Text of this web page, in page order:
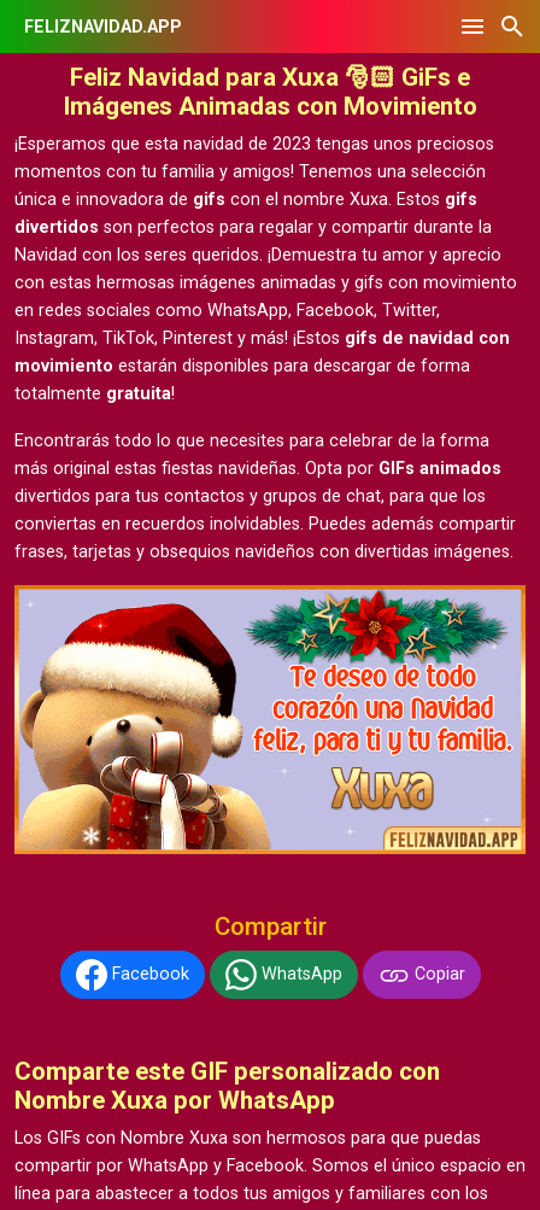
FELIZNAVIDAD.APP
Feliz Navidad para Xuxa 🎅🏻 GiFs e
Imágenes Animadas con Movimiento
¡Esperamos que esta navidad de 2023 tengas unos preciosos
momentos con tu familia y amigos! Tenemos una selección
única e innovadora de gifs con el nombre Xuxa. Estos gifs
divertidos son perfectos para regalar y compartir durante la
Navidad con los seres queridos. ¡Demuestra tu amor y aprecio
con estas hermosas imágenes animadas y gifs con movimiento
en redes sociales como WhatsApp, Facebook, Twitter,
Instagram, TikTok, Pinterest y más! ¡Estos gifs de navidad con
movimiento estarán disponibles para descargar de forma
totalmente gratuita!
Encontrarás todo lo que necesites para celebrar de la forma
más original estas fiestas navideñas. Opta por GIFs animados
divertidos para tus contactos y grupos de chat, para que los
conviertas en recuerdos inolvidables. Puedes además compartir
frases, tarjetas y obsequios navideños con divertidas imágenes.
Compartir
Facebook WhatsApp Copiar
Comparte este GIF personalizado con
Nombre Xuxa por WhatsApp
Los GIFs con Nombre Xuxa son hermosos para que puedas
compartir por WhatsApp y Facebook. Somos el único espacio en
línea para abastecer a todos tus amigos y familiares con los